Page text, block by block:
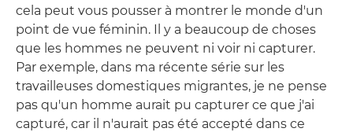
cela peut vous pousser à montrer le monde d'un
point de vue féminin. Il y a beaucoup de choses
que les hommes ne peuvent ni voir ni capturer.
Par exemple, dans ma récente série sur les
travailleuses domestiques migrantes, je ne pense
pas qu'un homme aurait pu capturer ce que j'ai
capturé, car il n'aurait pas été accepté dans ce